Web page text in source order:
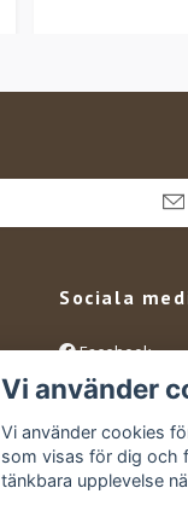
Sociala
Facebook
Instagram
YouTube
Vi använder
Vi använder cookies
som visas för dig och
tänkbara upplevelse